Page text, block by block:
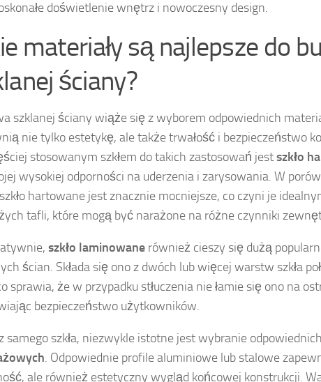
doświetlenie wnętrz i nowoczesny design.
materiały są najlepsze do
ściany?
szklanej ściany wiąże się z wyborem odpowiednich
nie tylko estetykę, ale także trwałość i bezpieczeństwo
stosowanym szkłem do takich zastosowań jestszkło
wysokiej odporności na uderzenia i zarysowania. W
szkło hartowane jest znacznie mocniejsze, co czyni je
tafli, które mogą być narażone na różne czynniki
szkło laminowane również cieszy się dużą
ścian. Składa się ono z dwóch lub więcej warstw szkła
sprawia, że w przypadku stłuczenia nie łamie się ono na
bezpieczeństwo użytkowników.
samego szkła, niezwykle istotne jest wybranie odpowiednich
. Odpowiednie profile aluminiowe lub stalowe
ale również estetyczny wygląd końcowej konstrukcji.